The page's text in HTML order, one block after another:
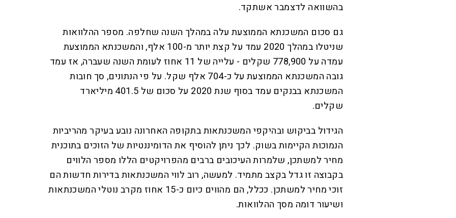
בהשוואה לדצמבר אשתקד.
גם סכום המשכנתא הממוצעת עלה במהלך השנה שחלפה. מספר ההלוואות
שניטלו במהלך 2020 עמד על קצת יותר מ-100 אלף, והמשכנתא הממוצעת
עמדה על 778,900 שקלים - עלייה של 11 אחוז לעומת השנה שעברה, אז עמד
גובה המשכנתא הממוצעת על כ-704 אלף שקל. על פי הנתונים, סך חובות
המשכנתא בבנקים עמד בסוף שנת 2020 על סכום של 401.5 מיליארד
שקלים.
הגידול בביקוש ובהיקפי המשכנתאות בתקופה האחרונה נובע בעיקר מהריביות
הנמוכות הקיימות בשוק. לכך ניתן להוסיף את הדומיננטיות של הזוכים בתוכנית
מחיר למשתכן, שלמרות העיכובים ברבים מהפרויקטים הללו מספר הלווים
בקבוצה זו גדל בקצב מתמיד. למעשה, רוב לווי המשכנתאות בדירות חדשות הם
זוכי מחיר למשתכן. ככלל, הם מהווים כיום כ-15 אחוז מקרב נוטלי המשכנתאות
ושיעור דומה מסך ההלוואות.